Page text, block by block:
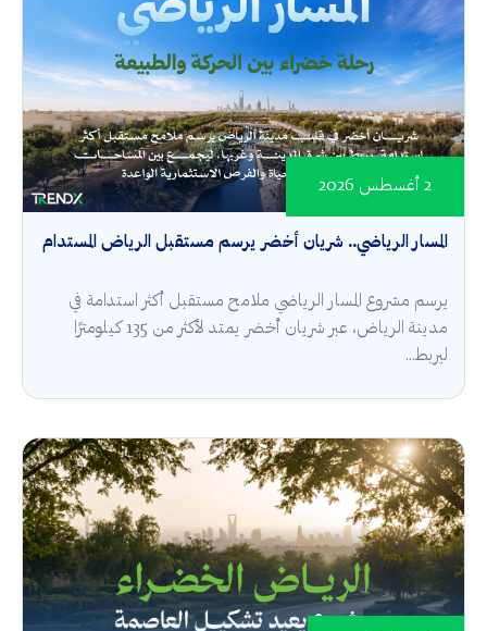
المسار الرياضي.. شريان أخضر يرسم مستقبل الرياض المستدام
2 أغسطس 2026
يرسم مشروع المسار الرياضي ملامح مستقبل أكثر استدامة في
مدينة الرياض، عبر شريان أخضر يمتد لأكثر من 135 كيلومترًا
ليربط...